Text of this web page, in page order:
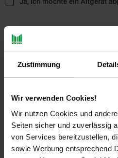
Zustimmung
Wir verwenden Cookies!
Wir nutzen Cookies und
Seiten sicher und zuverlässig
von Services bereitzustellen,
sowie Werbung entsprechend
Payback Punkte